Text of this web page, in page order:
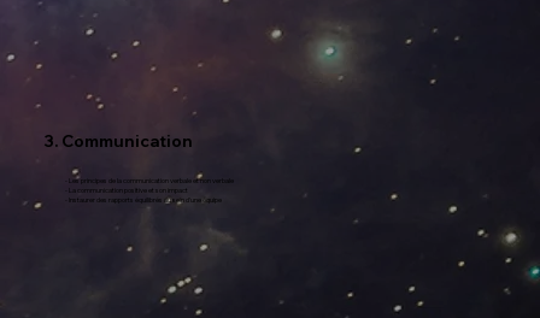
3. Communication
- Les principes de la communication verbale et non verbale
- La communication positive et son impact
- Instaurer des rapports équilibrés au sein d'une équipe